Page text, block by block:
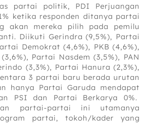
partai politik, PDI Perjuangan
ketika responden ditanya partai
akan mereka pilih pada pemilu
Diikuti Gerindra (9,5%), Partai
Demokrat (4,6%), PKB (4,6%),
(3,6%), Partai Nasdem (3,5%), PAN
(3,3%), Partai Hanura (2,3%),
3 partai baru berada urutan
hanya Partai Garuda mendapat
PSI dan Partai Berkarya 0%.
partai-partai ini utamanya
partai, tokoh/kader yang